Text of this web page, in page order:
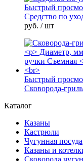
Быстрый
Средство по
руб. / шт
Быстрый
Сковорода-
Каталог
Казаны
Кастрюли
Чугунная посуда
Казаны и
Сковорода